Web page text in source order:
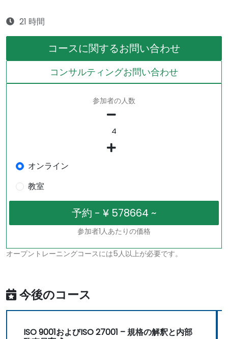
21 時間
コースに関するお問い合わせ
コンサルティングお問い合わせ
参加者の人数
オンライン
教室
参加者1人あたりの価格
オープントレーニングコースには5人以上が必要です。
今後のコース
ISO 9001およびISO 27001 – 規格の解釈と内部